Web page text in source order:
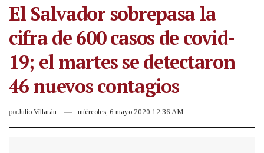
El Salvador sobrepasa la
cifra de 600 casos de covid-
19; el martes se detectaron
46 nuevos contagios
porJulio Villarán miércoles, 6 mayo 2020 12:36 AM